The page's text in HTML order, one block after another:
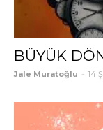
BÜYÜK
Jale Muratoğlu - 14